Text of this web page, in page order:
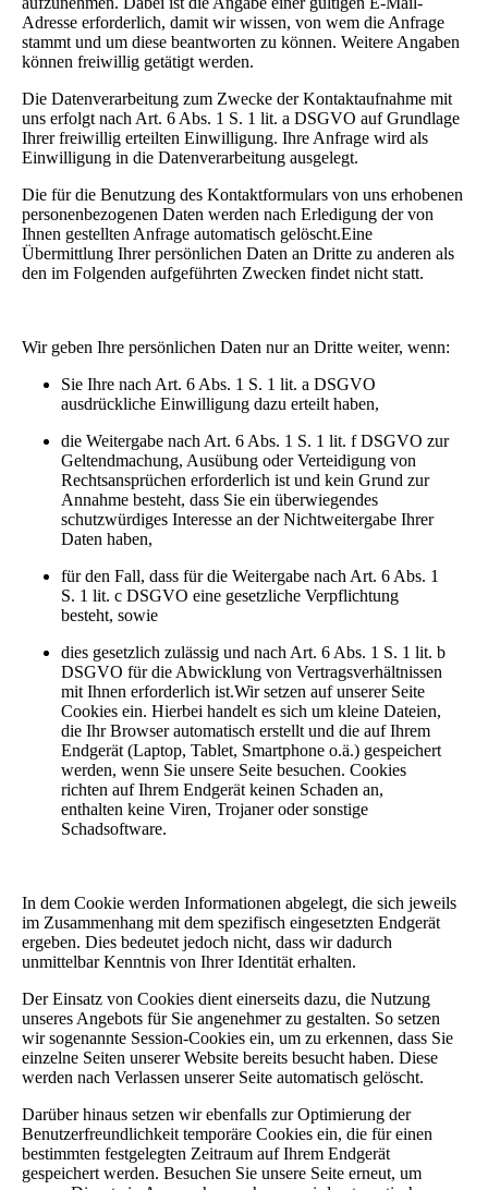
Adresse erforderlich, damit wir wissen, von wem die Anfrage
stammt und um diese beantworten zu können. Weitere Angaben
können freiwillig getätigt werden.
Die Datenverarbeitung zum Zwecke der Kontaktaufnahme mit
uns erfolgt nach Art. 6 Abs. 1 S. 1 lit. a DSGVO auf Grundlage
Ihrer freiwillig erteilten Einwilligung. Ihre Anfrage wird als
Einwilligung in die Datenverarbeitung ausgelegt.
Die für die Benutzung des Kontaktformulars von uns erhobenen
personenbezogenen Daten werden nach Erledigung der von
Ihnen gestellten Anfrage automatisch gelöscht.Eine
Übermittlung Ihrer persönlichen Daten an Dritte zu anderen als
den im Folgenden aufgeführten Zwecken findet nicht statt.
Wir geben Ihre persönlichen Daten nur an Dritte weiter, wenn:
Sie Ihre nach Art. 6 Abs. 1 S. 1 lit. a DSGVO
ausdrückliche Einwilligung dazu erteilt haben,
die Weitergabe nach Art. 6 Abs. 1 S. 1 lit. f DSGVO zur
Geltendmachung, Ausübung oder Verteidigung von
Rechtsansprüchen erforderlich ist und kein Grund zur
Annahme besteht, dass Sie ein überwiegendes
schutzwürdiges Interesse an der Nichtweitergabe Ihrer
Daten haben,
für den Fall, dass für die Weitergabe nach Art. 6 Abs. 1
S. 1 lit. c DSGVO eine gesetzliche Verpflichtung
besteht, sowie
dies gesetzlich zulässig und nach Art. 6 Abs. 1 S. 1 lit. b
DSGVO für die Abwicklung von Vertragsverhältnissen
mit Ihnen erforderlich ist.Wir setzen auf unserer Seite
Cookies ein. Hierbei handelt es sich um kleine Dateien,
die Ihr Browser automatisch erstellt und die auf Ihrem
Endgerät (Laptop, Tablet, Smartphone o.ä.) gespeichert
werden, wenn Sie unsere Seite besuchen. Cookies
richten auf Ihrem Endgerät keinen Schaden an,
enthalten keine Viren, Trojaner oder sonstige
Schadsoftware.
In dem Cookie werden Informationen abgelegt, die sich jeweils
im Zusammenhang mit dem spezifisch eingesetzten Endgerät
ergeben. Dies bedeutet jedoch nicht, dass wir dadurch
unmittelbar Kenntnis von Ihrer Identität erhalten.
Der Einsatz von Cookies dient einerseits dazu, die Nutzung
unseres Angebots für Sie angenehmer zu gestalten. So setzen
wir sogenannte Session-Cookies ein, um zu erkennen, dass Sie
einzelne Seiten unserer Website bereits besucht haben. Diese
werden nach Verlassen unserer Seite automatisch gelöscht.
Darüber hinaus setzen wir ebenfalls zur Optimierung der
Benutzerfreundlichkeit temporäre Cookies ein, die für einen
bestimmten festgelegten Zeitraum auf Ihrem Endgerät
gespeichert werden. Besuchen Sie unsere Seite erneut, um